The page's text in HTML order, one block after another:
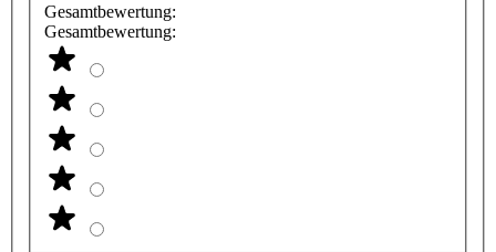
Gesamtbewertung:
Gesamtbewertung: